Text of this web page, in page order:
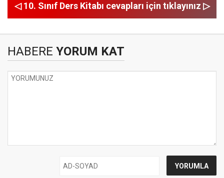
◁ 10. Sınıf Ders Kitabı cevapları için tıklayınız ▷
HABERE YORUM KAT